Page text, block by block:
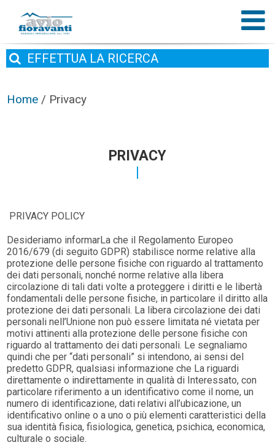
EFFETTUA LA RICERCA
Home / Privacy
PRIVACY
PRIVACY POLICY
Desideriamo informarLa che il Regolamento Europeo
2016/679 (di seguito GDPR) stabilisce norme relative alla
protezione delle persone fisiche con riguardo al trattamento
dei dati personali, nonché norme relative alla libera
circolazione di tali dati volte a proteggere i diritti e le libertà
fondamentali delle persone fisiche, in particolare il diritto alla
protezione dei dati personali. La libera circolazione dei dati
personali nell’Unione non può essere limitata né vietata per
motivi attinenti alla protezione delle persone fisiche con
riguardo al trattamento dei dati personali. Le segnaliamo
quindi che per “dati personali” si intendono, ai sensi del
predetto GDPR, qualsiasi informazione che La riguardi
direttamente o indirettamente in qualità di Interessato, con
particolare riferimento a un identificativo come il nome, un
numero di identificazione, dati relativi all’ubicazione, un
identificativo online o a uno o più elementi caratteristici della
sua identità fisica, fisiologica, genetica, psichica, economica,
culturale o sociale.